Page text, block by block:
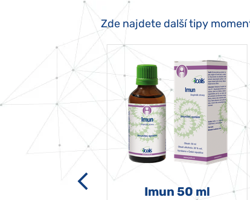
Zde najdete další tipy
Imun 50 ml